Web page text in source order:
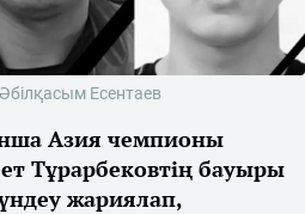
Есентаев
Азия чемпионы
Тұрарбековтің бауыры
жариялап,